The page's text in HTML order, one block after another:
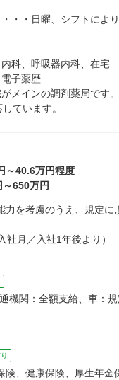
・・日曜、シフトによ
科、呼吸器内科、在宅
子薬歴
メインの調剤薬局です
ています。
～40.6万円程度
～650万円
を考慮のうえ、規定に
社月／入社1年後より）
機関：全額支給、車：
険、健康保険、厚生年金